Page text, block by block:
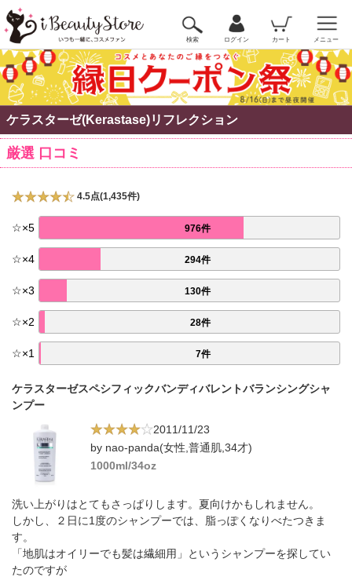
検索 ログイン カート メニュー
ケラスターゼ(Kerastase)リフレクション
厳選 口コミ
4.5点(1,435件)
☆×5 976件
☆×4 294件
☆×3 130件
☆×2 28件
☆×1 7件
ケラスターゼスペシフィックバンディバレントバランシングシャ
ンプー
2011/11/23
by nao-panda(女性,普通肌,34才)
1000ml/34oz
洗い上がりはとてもさっぱりします。夏向けかもしれません。
しかし、２日に1度のシャンプーでは、脂っぽくなりべたつきま
す。
「地肌はオイリーでも髪は繊細用」というシャンプーを探してい
たのですが